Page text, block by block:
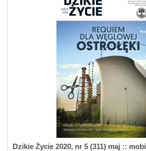
Dzikie Życie 2020, nr 5 (311) maj :: mobi